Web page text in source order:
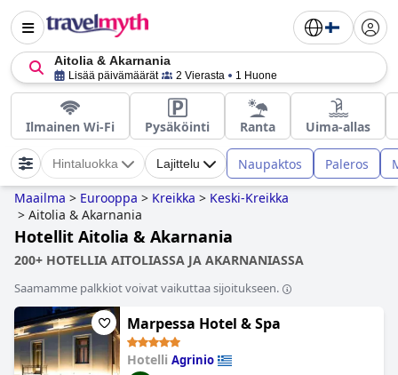
Aitolia & Akarnania
Lisää päivämäärät 2 Vierasta 1 Huone
Ilmainen Wi-Fi Pysäköinti Ranta Uima-allas
Hintaluokka Lajittelu Naupaktos Paleros
Maailma > Eurooppa > Kreikka > Keski-Kreikka
> Aitolia & Akarnania
Hotellit Aitolia & Akarnania
200+ HOTELLIA AITOLIASSA JA AKARNANIASSA
Saamamme palkkiot voivat vaikuttaa sijoitukseen.
Marpessa Hotel & Spa
Hotelli Agrinio